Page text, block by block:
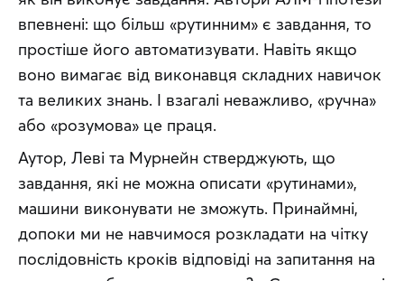
впевнені: що більш «рутинним» є завдання, то
простіше його автоматизувати. Навіть якщо
воно вимагає від виконавця складних навичок
та великих знань. І взагалі неважливо, «ручна»
або «розумова» це праця.
Аутор, Леві та Мурнейн стверджують, що
завдання, які не можна описати «рутинами»,
машини виконувати не зможуть. Принаймні,
допоки ми не навчимося розкладати на чітку
послідовність кроків відповіді на запитання на